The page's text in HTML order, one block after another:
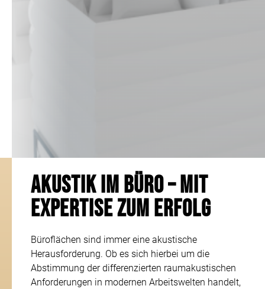
Akustik im Büro – mit
Expertise zum Erfolg
Büroflächen sind immer eine akustische
Herausforderung. Ob es sich hierbei um die
Abstimmung der differenzierten raumakustischen
Anforderungen in modernen Arbeitswelten handelt,
zu
unserer
Impressum
Daten­schutz